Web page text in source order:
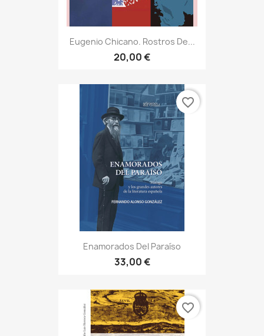
Eugenio Chicano. Rostros De...
20,00 €
Enamorados Del Paraíso
33,00 €
favorite_border
favorite_border